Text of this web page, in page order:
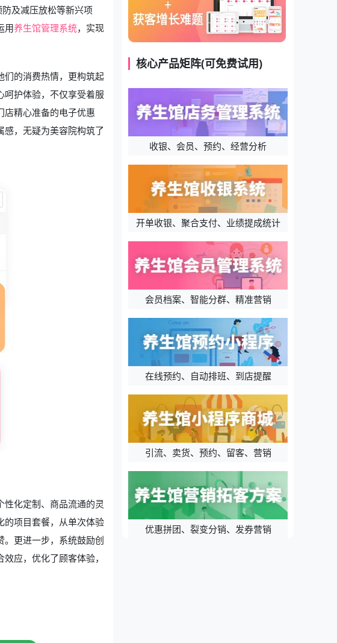
及减压放松等新兴项
用养生馆管理系统，实现
们的消费热情，更构筑起
呵护体验，不仅享受着服
店精心准备的电子优惠
，无疑为美容院构筑了
化定制、商品流通的灵
的项目套餐，从单次体验
。更进一步，系统鼓励创
应，优化了顾客体验，
核心产品矩阵(可免费试用)
收银、会员、预约、经营分析
开单收银、聚合支付、业绩提成统计
会员档案、智能分群、精准营销
在线预约、自动排班、到店提醒
引流、卖货、预约、留客、营销
优惠拼团、裂变分销、发券营销